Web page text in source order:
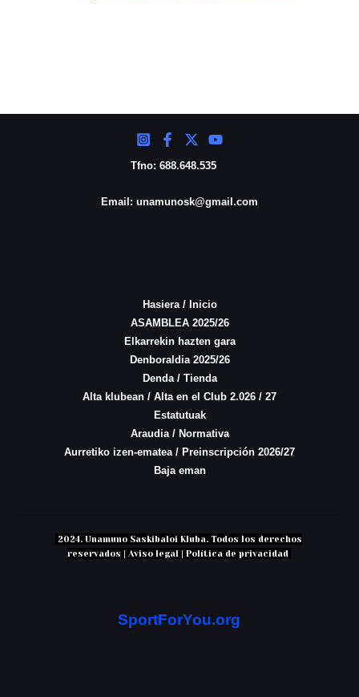
Tfno: 688.648.535
Email: unamunosk@gmail.com
Hasiera / Inicio
ASAMBLEA 2025/26
Elkarrekin hazten gara
Denboraldia 2025/26
Denda / Tienda
Alta klubean / Alta en el Club 2.026 / 27
Estatutuak
Araudia / Normativa
Aurretiko izen-ematea / Preinscripción 2026/27
Baja eman
2024. Unamuno Saskibaloi Kluba. Todos los derechos
reservados | Aviso legal | Política de privacidad
SportForYou.org